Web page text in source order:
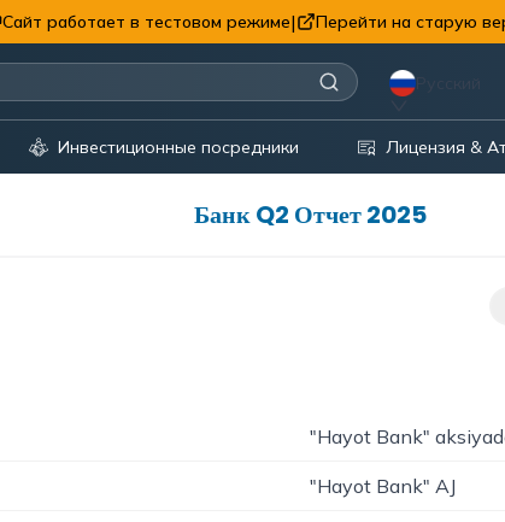
Сайт работает в тестовом режиме| Перейти на старую
Русский
Инвестиционные посредники Лицензия &
Банк Q2 Отчет 2025
"Hayot Bank"
"Hayot Bank" AJ